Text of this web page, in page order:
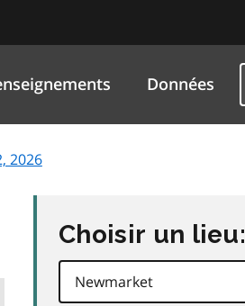
Données
2026
Choisir un lieu: